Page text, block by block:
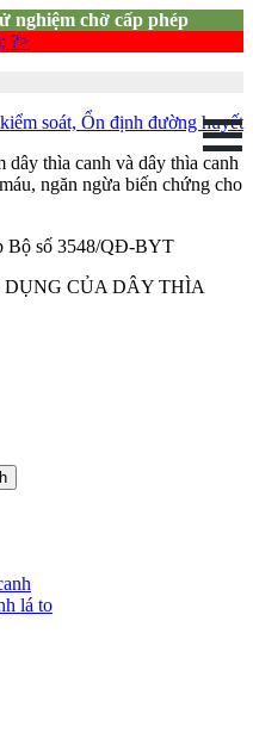
nghiệm chờ cấp phép
soát, Ổn định đường huyết
thìa canh và dây thìa canh
ngăn ngừa biến chứng cho
Bộ số 3548/QĐ-BYT
CỦA DÂY THÌA
lá to